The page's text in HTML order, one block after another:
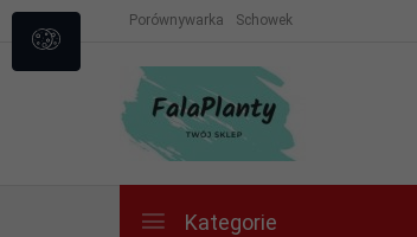
Porównywarka Schowek
Kategorie